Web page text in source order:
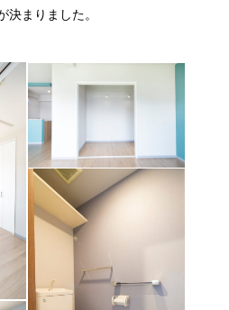
決まりました。